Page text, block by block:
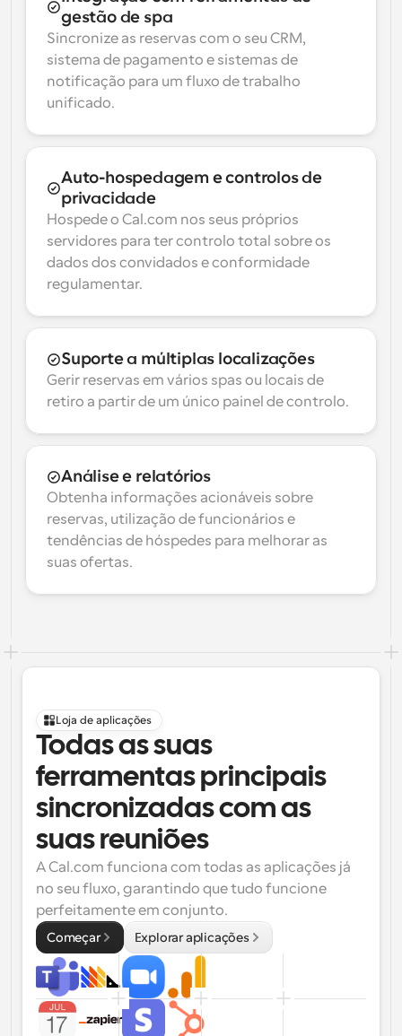
gestão de spa
Sincronize as reservas com o seu CRM,
sistema de pagamento e sistemas de
notificação para um fluxo de trabalho
unificado.
Auto-hospedagem e controlos de
privacidade
Hospede o Cal.com nos seus próprios
servidores para ter controlo total sobre os
dados dos convidados e conformidade
regulamentar.
Suporte a múltiplas localizações
Gerir reservas em vários spas ou locais de
retiro a partir de um único painel de controlo.
Análise e relatórios
Obtenha informações acionáveis sobre
reservas, utilização de funcionários e
tendências de hóspedes para melhorar as
suas ofertas.
Loja de aplicações
Todas as suas
ferramentas principais
sincronizadas com as
suas reuniões
A Cal.com funciona com todas as aplicações já
no seu fluxo, garantindo que tudo funcione
perfeitamente em conjunto.
Começar Explorar aplicações